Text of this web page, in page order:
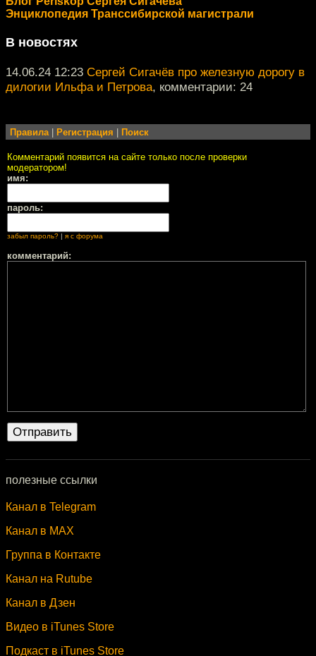
Энциклопедия Транссибирской магистрали
В новостях
14.06.24 12:23 Сергей Сигачёв про железную дорогу в
дилогии Ильфа и Петрова, комментарии: 24
Правила| Регистрация Поиск
Комментарий появится на сайте только после проверки
модератором!
имя:
пароль:
забыл пароль? я с форума
комментарий:
полезные ссылки
Канал в Telegram
Канал в MAX
Группа в Контакте
Канал на Rutube
Канал в Дзен
Видео в iTunes Store
Подкаст в iTunes Store